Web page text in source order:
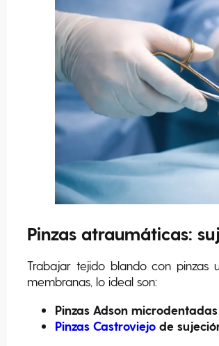
Pinzas atraumáticas:
Trabajar tejido blando con pinzas
membranas, lo ideal son:
Pinzas Adson microdentadas
Pinzas Castroviejo de